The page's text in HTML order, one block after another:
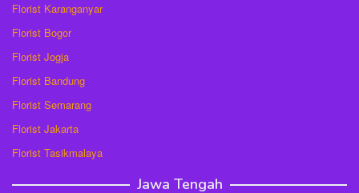
Florist Karanganyar
Florist Bogor
Florist Jogja
Florist Bandung
Florist Semarang
Florist Jakarta
Florist Tasikmalaya
Jawa Tengah